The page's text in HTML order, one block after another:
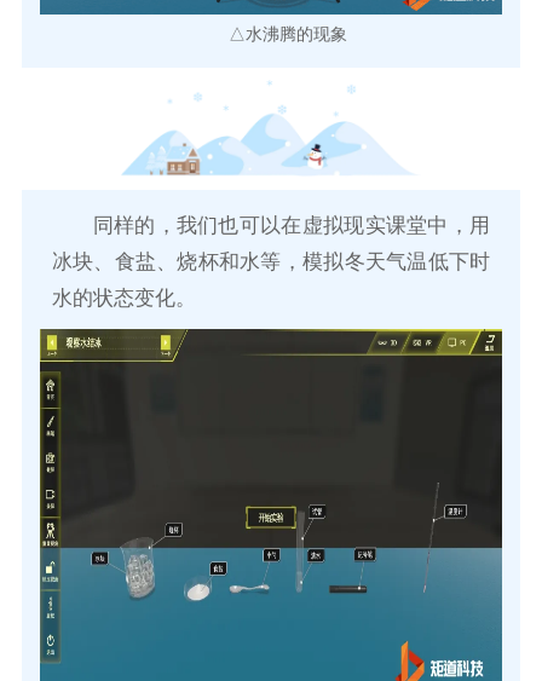
△水沸腾的现象
同样的，我们也可以在虚拟现实课堂中，用
冰块、食盐、烧杯和水等，模拟冬天气温低下时
水的状态变化。